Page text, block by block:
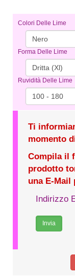
Colori Delle Lime
Nero
Forma Delle Lime
Dritta (Xl)
Ruvidità Delle Lime
100 - 180
Ti
momento
Compila il
prodotto
una E-
Indirizzo